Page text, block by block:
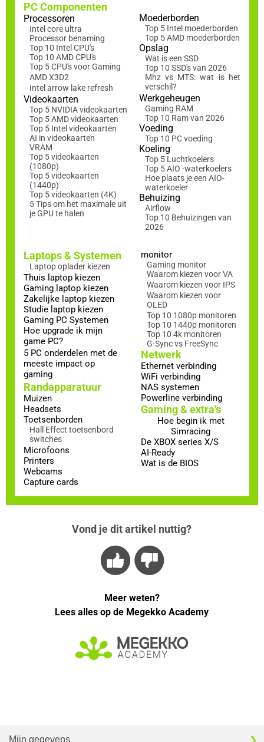
PC Componenten
Processoren
Intel core ultra
Processor benaming
Top 10 Intel CPU's
Top 10 AMD CPU's
Top 5 CPU's voor Gaming
AMD X3D2
Intel arrow lake refresh
Videokaarten
Top 5 NVIDIA videokaarten
Top 5 AMD videokaarten
Top 5 Intel videokaarten
AI in videokaarten
VRAM
Top 5 videokaarten
(1080p)
Top 5 videokaarten
(1440p)
Top 5 videokaarten (4K)
5 Tips om het maximale uit
je GPU te halen
Moederborden
Top 5 Intel moederborden
Top 5 AMD moederborden
Opslag
Wat is een SSD
Top 10 SSD's van 2026
Mhz vs MTS: wat is het
verschil?
Werkgeheugen
Gaming RAM
Top 10 Ram van 2026
Voeding
Top 10 PC voeding
Koeling
Top 5 Luchtkoelers
Top 5 AIO -waterkoelers
Hoe plaats je een AIO-
waterkoeler
Behuizing
Airflow
Top 10 Behuizingen van
2026
Laptops & Systemen
Laptop oplader kiezen
Thuis laptop kiezen
Gaming laptop kiezen
Zakelijke laptop kiezen
Studie laptop kiezen
Gaming PC Systemen
Hoe upgrade ik mijn
game PC?
5 PC onderdelen met de
meeste impact op
gaming
Randapparatuur
Muizen
Headsets
Toetsenborden
Hall Effect toetsenbord
switches
Microfoons
Printers
Webcams
Capture cards
monitor
Gaming monitor
Waarom kiezen voor VA
Waarom kiezen voor IPS
Waarom kiezen voor
OLED
Top 10 1080p monitoren
Top 10 1440p monitoren
Top 10 4k monitoren
G-Sync vs FreeSync
Netwerk
Ethernet verbinding
WiFi verbinding
NAS systemen
Powerline verbinding
Gaming & extra's
Hoe begin ik met
Simracing
De XBOX series X/S
AI-Ready
Wat is de BIOS
Vond je dit artikel nuttig?
Meer weten?
Lees alles op de Megekko Academy
Mijn gegevens